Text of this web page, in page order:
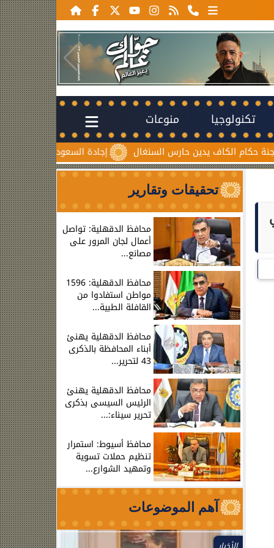
تكنولوجيا منوعات
إجادة السعودية للطيران تُطلق ”درعاً جوياً” حارس السنغال
تحقيقات وتقارير
محافظ الدقهلية: تواصل
أعمال لجان المرور على
مصانع...
محافظ الدقهلية: 1596
مواطن استفادوا من
القافلة الطبية...
محافظ الدقهلية يهنئ
أبناء المحافظة بالذكرى
43 لتحرير...
محافظ الدقهلية يهنئ
الرئيس السيسى بذكرى
تحرير سيناء:...
محافظ أسيوط: استمرار
تنظيم حملات تسوية
وتمهيد الشوارع...
آهم الموضوعات